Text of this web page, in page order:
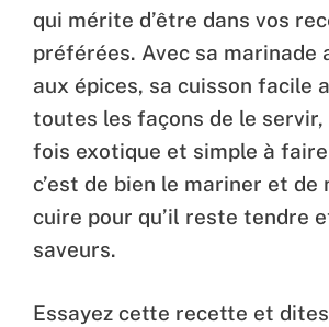
qui mérite d’être dans vos
préférées. Avec sa marinade
aux épices, sa cuisson facile
toutes les façons de le servir,
fois exotique et simple à
c’est de bien le mariner et de
cuire pour qu’il reste tendre
saveurs.
Essayez cette recette et